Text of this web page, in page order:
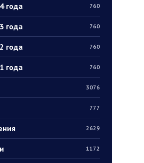
года 760
года 760
года 760
года 760
3076
777
2629
1172